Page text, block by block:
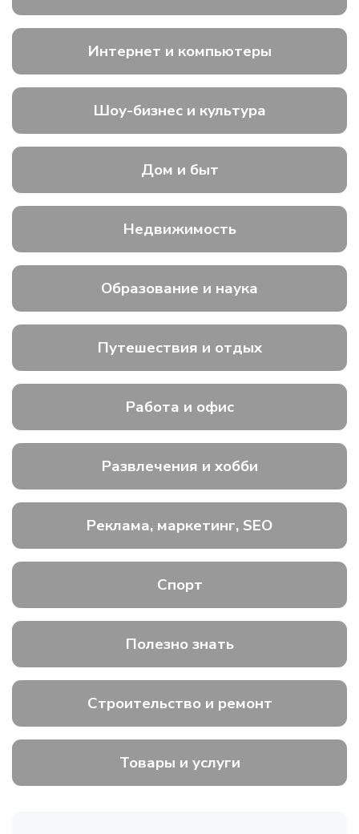
Интернет и компьютеры
Шоу-бизнес и культура
Дом и быт
Недвижимость
Образование и наука
Путешествия и отдых
Работа и офис
Развлечения и хобби
Реклама, маркетинг, SEO
Спорт
Полезно знать
Строительство и ремонт
Товары и услуги